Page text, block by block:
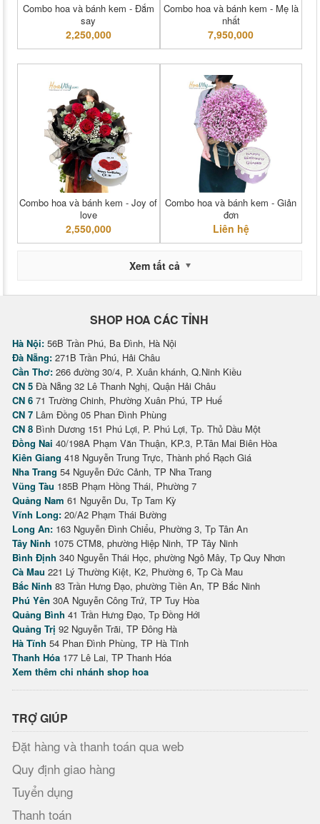
Combo hoa và bánh kem - Đắm
say
2,250,000
Combo hoa và bánh kem - Mẹ là
nhất
7,950,000
Combo hoa và bánh kem - Joy of
love
2,550,000
Combo hoa và bánh kem - Giản
đơn
Liên hệ
Xem tất cả
SHOP HOA CÁC TỈNH
Hà Nội: 56B Trần Phú, Ba Đình, Hà Nội
Đà Nẵng: 271B Trần Phú, Hải Châu
Cần Thơ: 266 đường 30/4, P. Xuân khánh, Q.Ninh Kiều
CN 5 Đà Nẵng 32 Lê Thanh Nghị, Quận Hải Châu
CN 6 71 Trường Chinh, Phường Xuân Phú, TP Huế
CN 7 Lâm Đồng 05 Phan Đình Phùng
CN 8 Bình Dương 151 Phú Lợi, P. Phú Lợi, Tp. Thủ Dầu Một
Đồng Nai 40/198A Phạm Văn Thuận, KP.3, P.Tân Mai Biên Hòa
Kiên Giang 418 Nguyễn Trung Trực, Thành phố Rạch Giá
Nha Trang 54 Nguyễn Đức Cảnh, TP Nha Trang
Vũng Tàu 185B Phạm Hồng Thái, Phường 7
Quảng Nam 61 Nguyễn Du, Tp Tam Kỳ
Vĩnh Long: 20/A2 Phạm Thái Bường
Long An: 163 Nguyễn Đình Chiểu, Phường 3, Tp Tân An
Tây Ninh 1075 CTM8, phường Hiệp Ninh, TP Tây Ninh
Bình Định 340 Nguyễn Thái Học, phường Ngô Mây, Tp Quy Nhơn
Cà Mau 221 Lý Thường Kiệt, K2, Phường 6, Tp Cà Mau
Bắc Ninh 83 Trần Hưng Đạo, phường Tiền An, TP Bắc Ninh
Phú Yên 30A Nguyễn Công Trứ, TP Tuy Hòa
Quảng Bình 41 Trần Hưng Đạo, Tp Đồng Hới
Quảng Trị 92 Nguyễn Trãi, TP Đông Hà
Hà Tĩnh 54 Phan Đình Phùng, TP Hà Tĩnh
Thanh Hóa 177 Lê Lai, TP Thanh Hóa
Xem thêm chi nhánh shop hoa
TRỢ GIÚP
Đặt hàng và thanh toán qua web
Quy định giao hàng
Tuyển dụng
Thanh toán